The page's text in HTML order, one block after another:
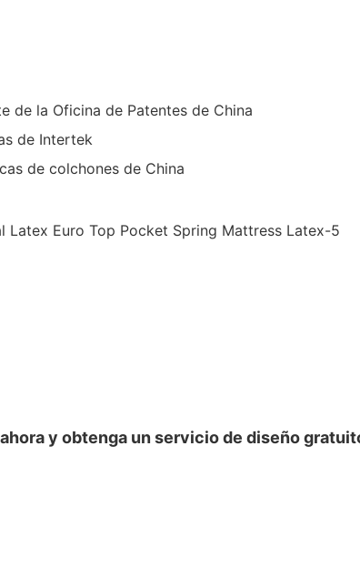
de la Oficina de Patentes de China
de Intertek
de colchones de China
y obtenga un servicio de diseño